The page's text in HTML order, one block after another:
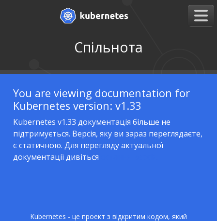
Спільнота
You are viewing documentation for
Kubernetes version: v1.33
Kubernetes v1.33 документація більше не
підтримується. Версія, яку ви зараз переглядаєте,
є статичною. Для перегляду актуальної
документації дивіться
Kubernetes - це проект з відкритим кодом, який